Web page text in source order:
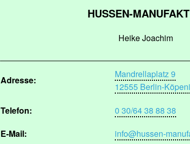
HUSSEN-
Heike Joachim
Adresse:
Mandrellaplatz 9
12555 Berlin-
Telefon:
0 30/64 38 88 38
E-Mail:
info@hussen-